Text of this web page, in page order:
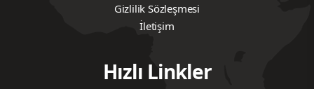
Gizlilik Sözleşmesi
İletişim
Hızlı Linkler